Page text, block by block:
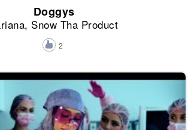
Doggys
Snow Tha Product
2